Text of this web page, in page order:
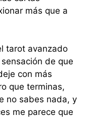
más que a
tarot avanzado
de que
con más
que terminas,
no sabes nada, y
me parece que